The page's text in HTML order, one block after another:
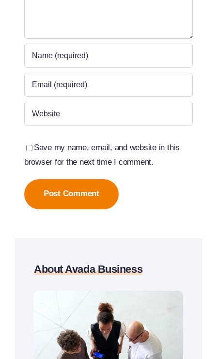
Save my name, email, and website in this
browser for the next time I comment.
About Avada Business